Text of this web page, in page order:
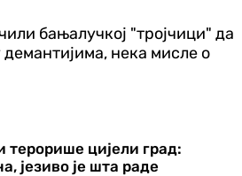
бањалучкој "тројчици" да
демантијима, нека мисле о
терорише цијели град:
језиво је шта раде